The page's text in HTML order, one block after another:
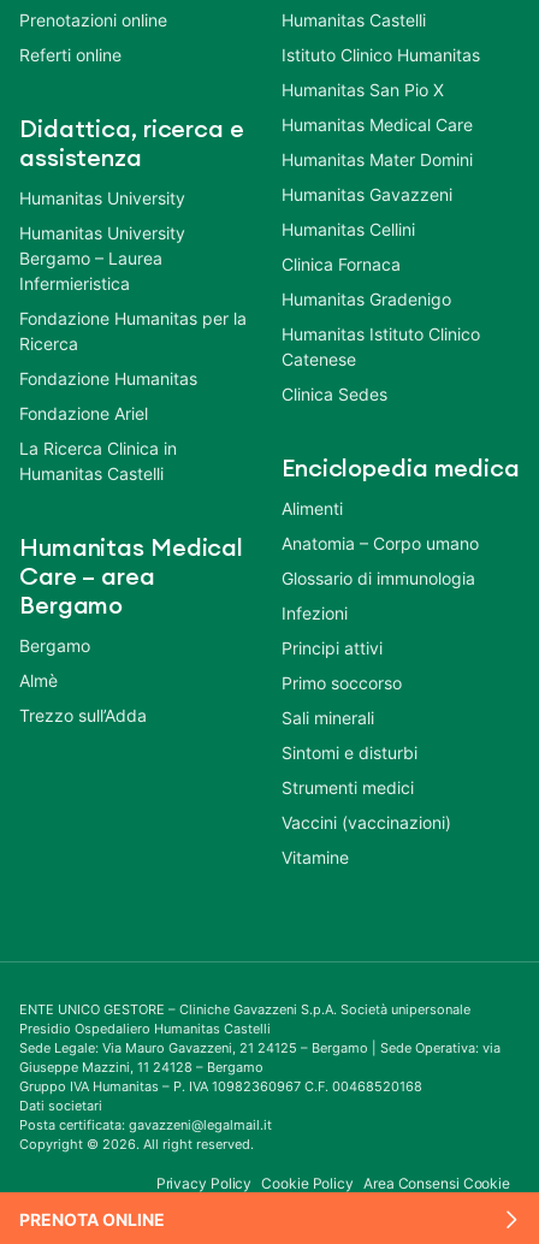
PRENOTA ONLINE
Prenotazioni online
Referti online
Didattica, ricerca e
assistenza
Humanitas University
Humanitas University
Bergamo – Laurea
Infermieristica
Fondazione Humanitas per la
Ricerca
Fondazione Humanitas
Fondazione Ariel
La Ricerca Clinica in
Humanitas Castelli
Humanitas Medical
Care – area
Bergamo
Bergamo
Almè
Trezzo sull’Adda
Humanitas Castelli
Istituto Clinico Humanitas
Humanitas San Pio X
Humanitas Medical Care
Humanitas Mater Domini
Humanitas Gavazzeni
Humanitas Cellini
Clinica Fornaca
Humanitas Gradenigo
Humanitas Istituto Clinico
Catenese
Clinica Sedes
Enciclopedia medica
Alimenti
Anatomia – Corpo umano
Glossario di immunologia
Infezioni
Principi attivi
Primo soccorso
Sali minerali
Sintomi e disturbi
Strumenti medici
Vaccini (vaccinazioni)
Vitamine
ENTE UNICO GESTORE – Cliniche Gavazzeni S.p.A. Società unipersonale
Presidio Ospedaliero Humanitas Castelli
Sede Legale: Via Mauro Gavazzeni, 21 24125 – Bergamo | Sede Operativa: via
Giuseppe Mazzini, 11 24128 – Bergamo
Gruppo IVA Humanitas – P. IVA 10982360967 C.F. 00468520168
Dati societari
Posta certificata: gavazzeni@legalmail.it
Copyright © 2026. All right reserved.
Privacy Policy Cookie Policy Area Consensi Cookie